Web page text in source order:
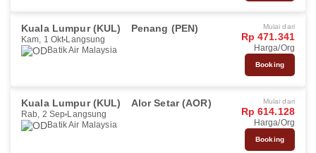
Kuala Lumpur (KUL) Penang (PEN)
Kam, 1 Okt Langsung
Batik Air Malaysia
Mulai dari
Rp 471.341
Harga/Org
Booking
Kuala Lumpur (KUL) Alor Setar (AOR)
Rab, 2 Sep Langsung
Batik Air Malaysia
Mulai dari
Rp 614.128
Harga/Org
Booking